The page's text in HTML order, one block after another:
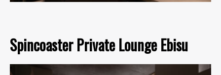
Spincoaster Private Lounge Ebisu